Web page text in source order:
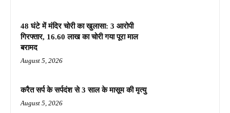
48 घंटे में मंदिर चोरी का खुलासा: 3 आरोपी
गिरफ्तार, 16.60 लाख का चोरी गया पूरा माल
बरामद
August 5, 2026
करैत सर्प के सर्पदंश से 3 साल के मासूम की मृत्यु
August 5, 2026